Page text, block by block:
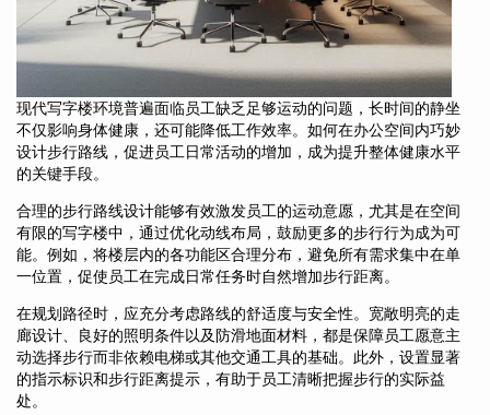
现代写字楼环境普遍面临员工缺乏足够运动的问题，长时间的静坐
不仅影响身体健康，还可能降低工作效率。如何在办公空间内巧妙
设计步行路线，促进员工日常活动的增加，成为提升整体健康水平
的关键手段。
合理的步行路线设计能够有效激发员工的运动意愿，尤其是在空间
有限的写字楼中，通过优化动线布局，鼓励更多的步行行为成为可
能。例如，将楼层内的各功能区合理分布，避免所有需求集中在单
一位置，促使员工在完成日常任务时自然增加步行距离。
在规划路径时，应充分考虑路线的舒适度与安全性。宽敞明亮的走
廊设计、良好的照明条件以及防滑地面材料，都是保障员工愿意主
动选择步行而非依赖电梯或其他交通工具的基础。此外，设置显著
的指示标识和步行距离提示，有助于员工清晰把握步行的实际益
处。